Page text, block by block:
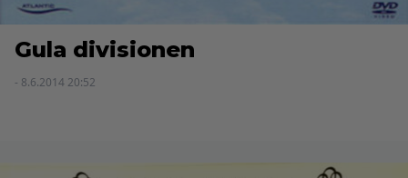
Gula divisionen
- 8.6.2014 20:52